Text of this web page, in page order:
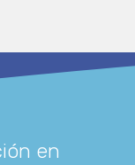
en